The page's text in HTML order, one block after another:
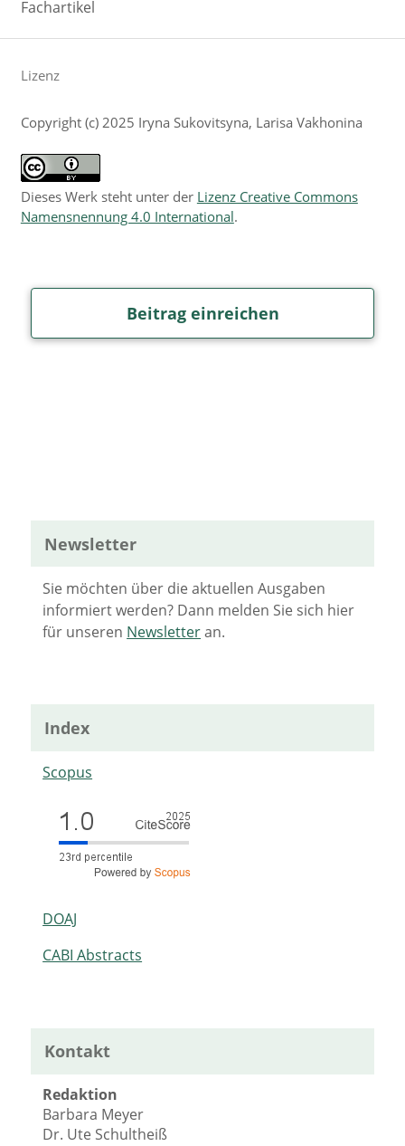
Fachartikel
Lizenz
Copyright (c) 2025 Iryna Sukovitsyna, Larisa Vakhonina
Dieses Werk steht unter der Lizenz Creative Commons
Namensnennung 4.0 International.
Beitrag einreichen
Newsletter
Sie möchten über die aktuellen Ausgaben
informiert werden? Dann melden Sie sich hier
für unseren Newsletteran.
Index
Scopus
DOAJ
CABI Abstracts
Kontakt
Redaktion
Barbara Meyer
Dr. Ute Schultheiß